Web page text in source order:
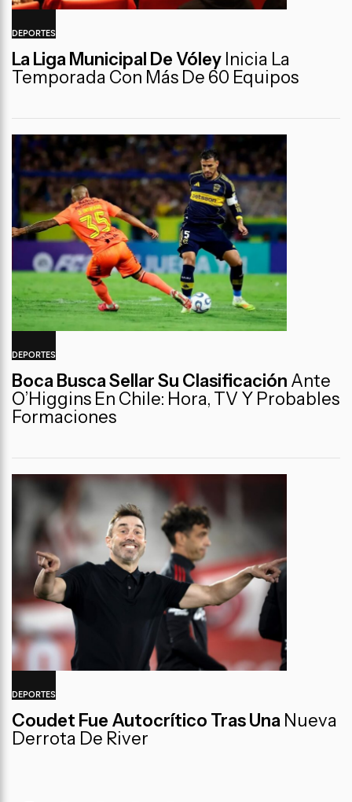
DEPORTES
La Liga Municipal De Vóley Inicia La
Temporada Con Más De 60 Equipos
DEPORTES
Boca Busca Sellar Su Clasificación Ante
O’Higgins En Chile: Hora, TV Y Probables
Formaciones
DEPORTES
Coudet Fue Autocrítico Tras Una Nueva
Derrota De River